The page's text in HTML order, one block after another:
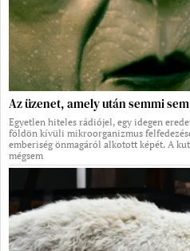
Az üzenet, amely után semmi
Egyetlen hiteles rádiójel, egy idegen
földön kívüli mikroorganizmus
emberiség önmagáról alkotott képét. A
mégsem